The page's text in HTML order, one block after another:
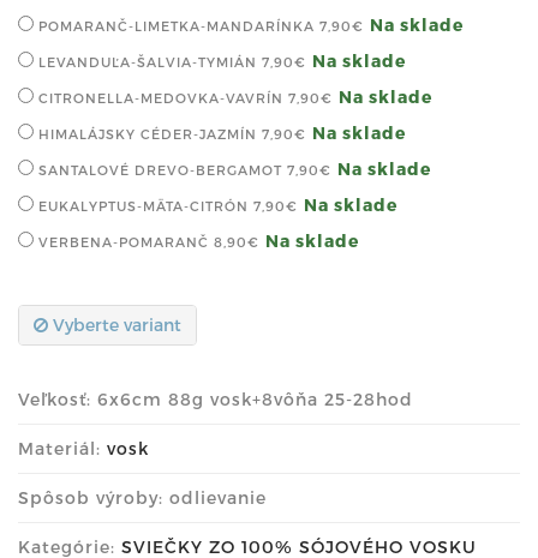
POMARANČ-LIMETKA-MANDARÍNKA 7,90€ Na sklade
LEVANDUĽA-ŠALVIA-TYMIÁN 7,90€ Na sklade
CITRONELLA-MEDOVKA-VAVRÍN 7,90€ Na sklade
HIMALÁJSKY CÉDER-JAZMÍN 7,90€ Na sklade
SANTALOVÉ DREVO-BERGAMOT 7,90€ Na sklade
EUKALYPTUS-MÄTA-CITRÓN 7,90€ Na sklade
VERBENA-POMARANČ 8,90€ Na sklade
Vyberte variant
Veľkosť: 6x6cm 88g vosk+8vôňa 25-28hod
Materiál: vosk
Spôsob výroby: odlievanie
Kategórie: SVIEČKY ZO 100% SÓJOVÉHO VOSKU